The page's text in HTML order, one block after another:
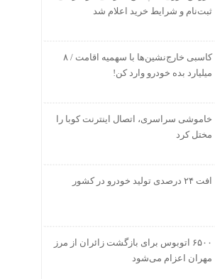
ثبت‌نام و شرایط خرید اعلام شد
کاسبی خارج‌نشین‌ها با سهمیه اقامت / ۸
میلیارد بده خودرو وارد کن!
خاموشی سراسری، اتصال اینترنت کوبا را
مختل کرد
افت ۲۴ درصدی تولید خودرو در کشور
۶۵۰۰ اتوبوس برای بازگشت زائران از مرز
مهران اعزام می‌شود